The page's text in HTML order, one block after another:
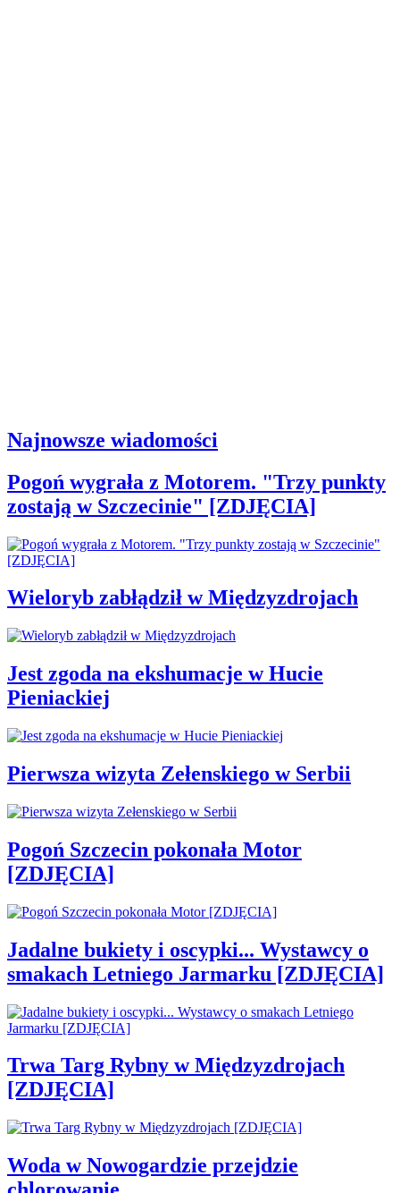
Najnowsze wiadomości
Pogoń wygrała z Motorem. "Trzy punkty
zostają w Szczecinie" [ZDJĘCIA]
Wieloryb zabłądził w Międzyzdrojach
Jest zgoda na ekshumacje w Hucie
Pieniackiej
Pierwsza wizyta Zełenskiego w Serbii
Pogoń Szczecin pokonała Motor
[ZDJĘCIA]
Jadalne bukiety i oscypki... Wystawcy o
smakach Letniego Jarmarku [ZDJĘCIA]
Trwa Targ Rybny w Międzyzdrojach
[ZDJĘCIA]
Woda w Nowogardzie przejdzie